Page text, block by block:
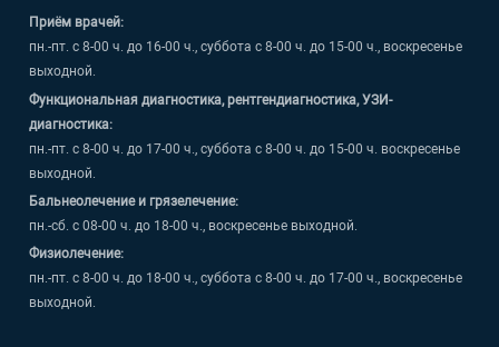
Приём врачей:
пн.-пт. с 8-00 ч. до 16-00 ч., суббота с 8-00 ч. до 15-00 ч., воскресенье
выходной.
Функциональная диагностика, рентгендиагностика, УЗИ-
диагностика:
пн.-пт. с 8-00 ч. до 17-00 ч., суббота с 8-00 ч. до 15-00 ч. воскресенье
выходной.
Бальнеолечение и грязелечение:
пн.-сб. с 08-00 ч. до 18-00 ч., воскресенье выходной.
Физиолечение:
пн.-пт. с 8-00 ч. до 18-00 ч., суббота с 8-00 ч. до 17-00 ч., воскресенье
выходной.